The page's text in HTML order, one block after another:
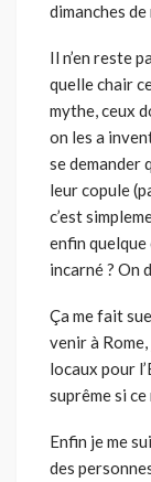
dimanches
Il n’en reste
quelle chair
mythe, ceux
on les a
se demander
leur copule
c’est
enfin
incarné ? On
Ça me fait
venir à
locaux pour
suprême si ce
Enfin je me
des